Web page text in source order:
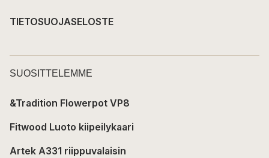
TIETOSUOJASELOSTE
SUOSITTELEMME
&Tradition Flowerpot VP8
Fitwood Luoto kiipeilykaari
Artek A331 riippuvalaisin